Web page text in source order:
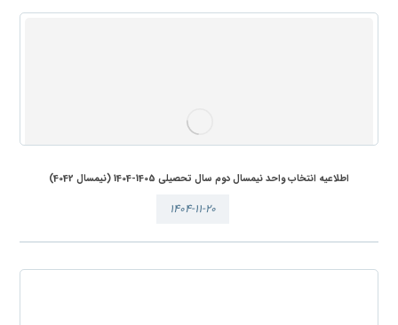
اطلاعیه انتخاب واحد نیمسال دوم سال تحصیلی 1405-1404 (نیمسال 4042)
۱۴۰۴-۱۱-۲۰